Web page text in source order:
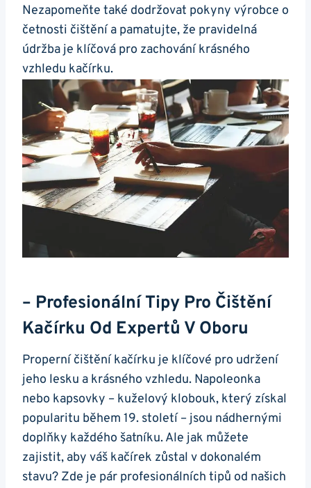
Nezapomeňte také dodržovat pokyny výrobce o
četnosti čištění a pamatujte, že pravidelná
údržba‌ je klíčová pro ​zachování krásného
vzhledu kačírku.
– Profesionální Tipy Pro Čištění
Kačírku Od‍ Expertů ‍v Oboru
Properní čištění ⁣kačírku je klíčové pro⁢ udržení ​
jeho lesku a krásného vzhledu. Napoleonka
⁣nebo kapsovky –⁣ kuželový ⁤klobouk, který získal​
popularitu během⁢ 19. století – jsou⁣ nádhernými
doplňky ⁤každého‌ šatníku. ⁣Ale jak můžete
zajistit, aby váš kačírek zůstal v dokonalém
stavu? Zde je⁢ pár profesionálních ‍tipů od našich